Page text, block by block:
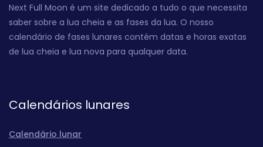
Next Full Moon é um site dedicado a tudo o que necessita
saber sobre a lua cheia e as fases da lua. O nosso
calendário de fases lunares contém datas e horas exatas
de lua cheia e lua nova para qualquer data.
Calendários lunares
Calendário lunar